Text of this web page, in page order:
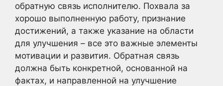
обратную связь исполнителю. Похвала за
хорошо выполненную работу, признание
достижений, а также указание на области
для улучшения – все это важные элементы
мотивации и развития. Обратная связь
должна быть конкретной, основанной на
фактах, и направленной на улучшение